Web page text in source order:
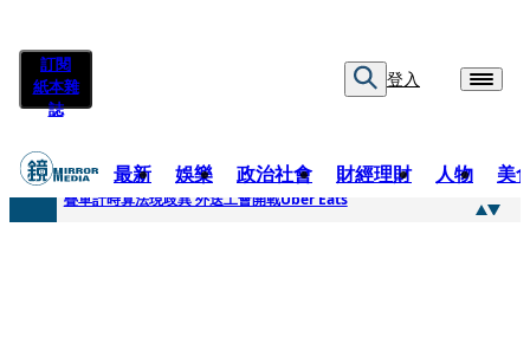
訂閱
紙本雜
誌
登入
最新 娛樂 政治社會 財經理財 人物 美
快訊
疊單計時算法現歧異 外送工會開戰Uber Eats